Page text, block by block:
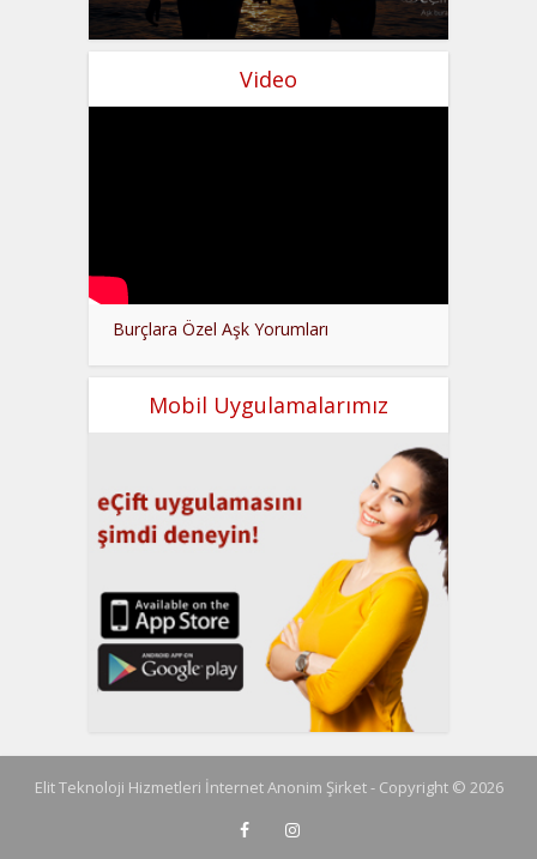
Video
Burçlara Özel Aşk Yorumları
Mobil Uygulamalarımız
Elit Teknoloji Hizmetleri İnternet Anonim Şirket - Copyright © 2026